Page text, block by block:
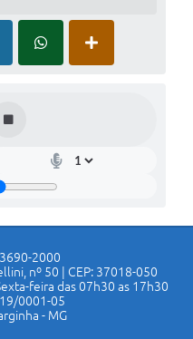
2000
nº 50 | CEP: 37018-050
feira das 07h30 as 17h30
0001-05
- MG